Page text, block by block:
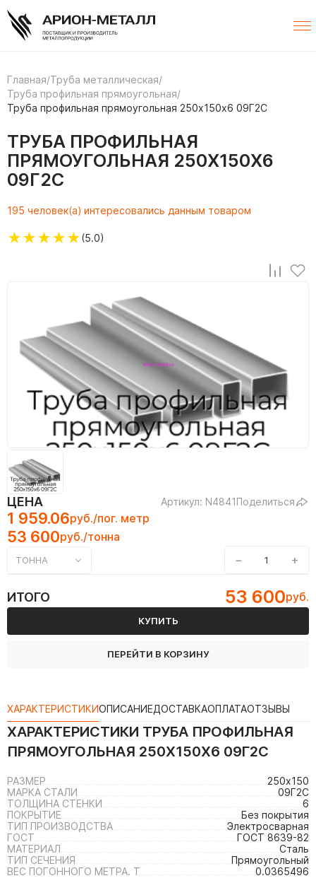
Главная/Труба металлическая/
Труба профильная прямоугольная/
Труба профильная прямоугольная 250х150х6 09Г2С
ТРУБА ПРОФИЛЬНАЯ
ПРЯМОУГОЛЬНАЯ 250Х150Х6
09Г2С
195 человек(а) интересовались данным товаром
★★★★★(5.0)
ЦЕНА Артикул: N4841Поделиться
1 959.06руб./пог. метр
53 600руб./тонна
ТОННА − +
ИТОГО 53 600руб.
КУПИТЬ
ПЕРЕЙТИ В КОРЗИНУ
ХАРАКТЕРИСТИКИОПИСАНИЕДОСТАВКАОПЛАТАОТЗЫВЫ
ХАРАКТЕРИСТИКИ ТРУБА ПРОФИЛЬНАЯ
ПРЯМОУГОЛЬНАЯ 250Х150Х6 09Г2С
РАЗМЕР
250х150
МАРКА СТАЛИ
09Г2С
ТОЛЩИНА СТЕНКИ
6
ПОКРЫТИЕ
Без покрытия
ТИП ПРОИЗВОДСТВА
Электросварная
ГОСТ
ГОСТ 8639-82
МАТЕРИАЛ
Сталь
ТИП СЕЧЕНИЯ
Прямоугольный
ВЕС ПОГОННОГО МЕТРА. Т
0.0365496